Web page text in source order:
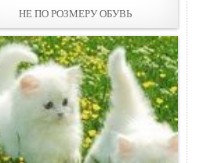
НЕ ПО РОЗМЕРУ ОБУВЬ